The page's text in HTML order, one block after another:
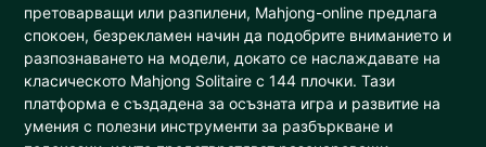
претоварващи или разпилени, Mahjong-online предлага
спокоен, безрекламен начин да подобрите вниманието и
разпознаването на модели, докато се наслаждавате на
класическото Mahjong Solitaire с 144 плочки. Тази
платформа е създадена за осъзната игра и развитие на
умения с полезни инструменти за разбъркване и